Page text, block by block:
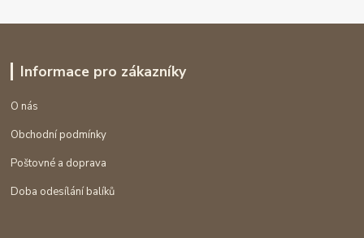
Informace pro zákazníky
O nás
Obchodní podmínky
Poštovné a doprava
Doba odesílání balíků